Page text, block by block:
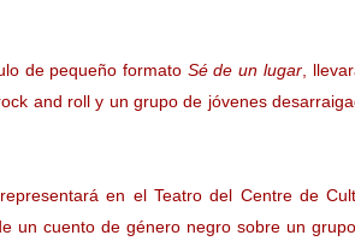
de pequeño formato Sé de un lugar,
and roll y un grupo de jóvenes
en el Teatro del Centre de
un cuento de género negro sobre un